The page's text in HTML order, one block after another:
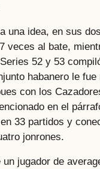
una idea, en sus
veces al bate,
52 y 53
habanero le fue
con los
en el
33 partidos y
jonrones.
un jugador de